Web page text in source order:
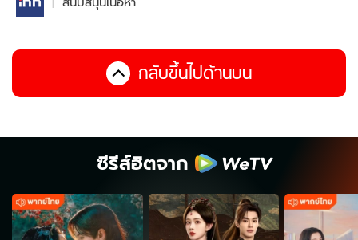
กลับขึ้นไปด้านบน
ซีรีส์ฮิตจาก